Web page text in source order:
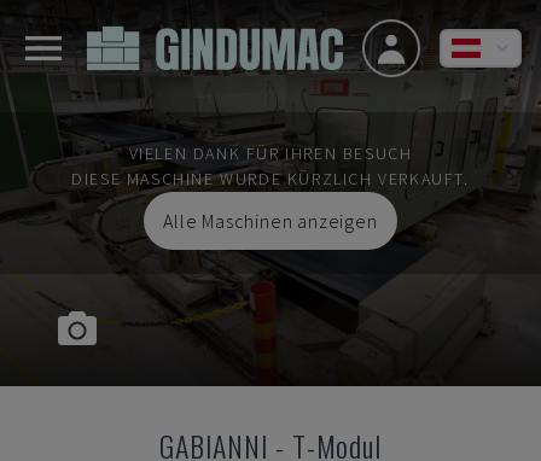
VIELEN DANK FÜR IHREN BESUCH
DIESE MASCHINE WURDE KÜRZLICH VERKAUFT.
Alle Maschinen anzeigen
GABIANNI - T-Modul